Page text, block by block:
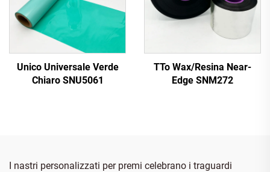
Unico Universale Verde
Chiaro SNU5061
TTo Wax/Resina Near-
Edge SNM272
I nastri personalizzati per premi celebrano i traguardi